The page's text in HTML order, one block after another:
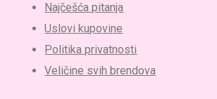
Najčešća pitanja
Uslovi kupovine
Politika privatnosti
Veličine svih brendova